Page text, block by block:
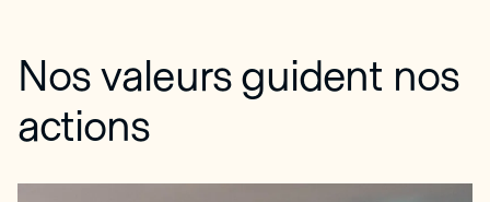
Nos valeurs guident nos
actions